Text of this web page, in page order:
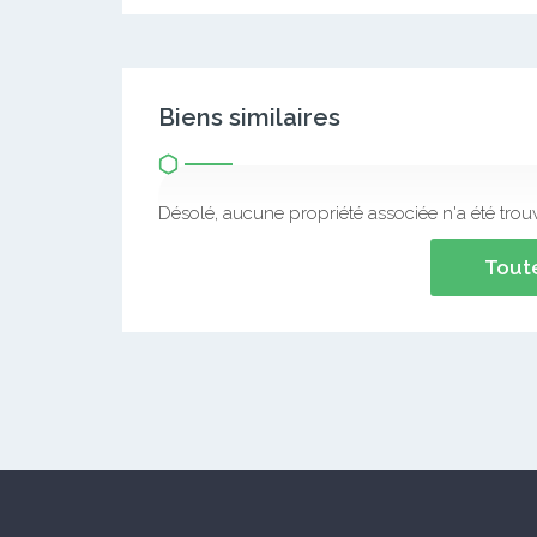
Biens similaires
Désolé, aucune propriété associée n'a été